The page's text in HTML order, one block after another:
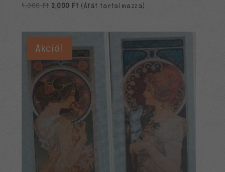
4,000Ft Original
4,000 Ft.
2,000 FtCurrent
(Áfát tartalmazza)
Akció!